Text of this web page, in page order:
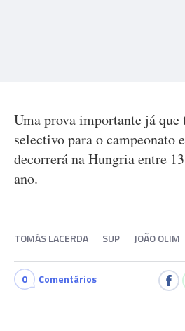
Uma prova importante já que
selectivo para o campeonato
decorrerá na Hungria entre
ano.
TOMÁS LACERDA SUP JOÃO OLIM
0 Comentários